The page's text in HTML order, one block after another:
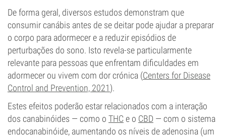
De forma geral, diversos estudos demonstram que
consumir canábis antes de se deitar pode ajudar a preparar
o corpo para adormecer e a reduzir episódios de
perturbações do sono. Isto revela-se particularmente
relevante para pessoas que enfrentam dificuldades em
adormecer ou vivem com dor crónica (Centers for Disease
Control and Prevention, 2021).
Estes efeitos poderão estar relacionados com a interação
dos canabinóides — como o THC e o CBD — com o sistema
endocanabinóide, aumentando os níveis de adenosina (um